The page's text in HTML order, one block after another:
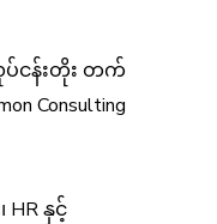
ပ်ငန်းတိုး တက်
Consulting
နှင့်